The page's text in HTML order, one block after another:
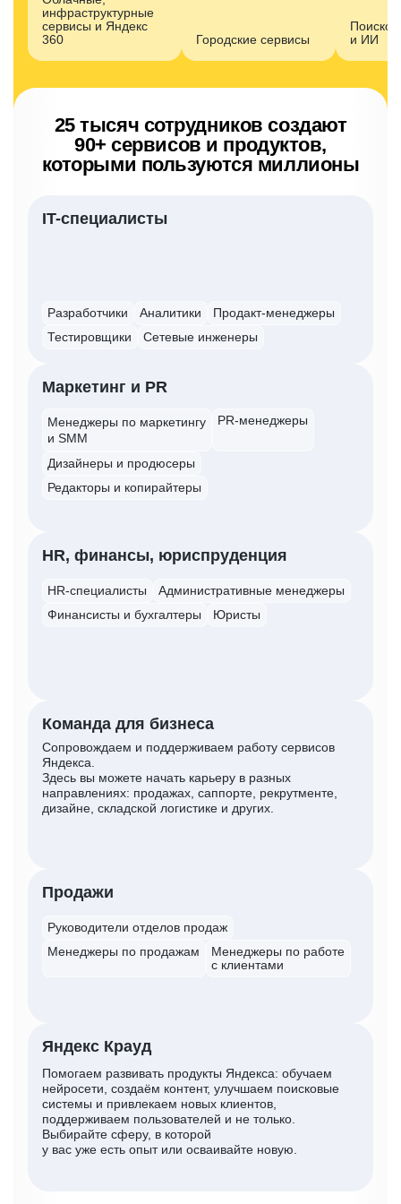
инфраструктурные
сервисы и Яндекс
360
Городские сервисы
и ИИ
25 тысяч сотрудников создают
90+ сервисов и продуктов,
которыми пользуются миллионы
IT-специалисты
Разработчики Аналитики
Продакт-менеджеры
Тестировщики
Сетевые инженеры
Маркетинг и PR
Менеджеры по маркетингу
и SMM
PR-менеджеры
Дизайнеры и продюсеры
Редакторы и копирайтеры
HR, финансы, юриспруденция
HR-специалисты
Административные менеджеры
Финансисты и бухгалтеры
Юристы
Команда для бизнеса
Сопровождаем и поддерживаем работу сервисов
Яндекса.
Здесь вы можете начать карьеру в разных
направлениях: продажах, саппорте, рекрутменте,
дизайне, складской логистике и других.
Продажи
Руководители отделов продаж
Менеджеры по продажам
Менеджеры по работе
с клиентами
Яндекс Крауд
Помогаем развивать продукты Яндекса: обучаем
нейросети, создаём контент, улучшаем поисковые
системы и привлекаем новых клиентов,
поддерживаем пользователей и не только.
Выбирайте сферу, в которой
у вас уже есть опыт или осваивайте новую.